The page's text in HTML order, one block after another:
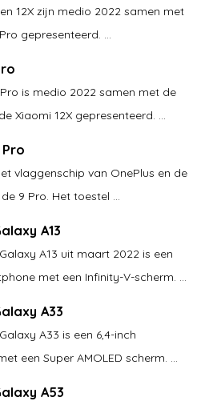
12X zijn medio 2022 samen met
gepresenteerd. ...
is medio 2022 samen met de
Xiaomi 12X gepresenteerd. ...
Pro
vlaggenschip van OnePlus en de
9 Pro. Het toestel ...
A13
A13 uit maart 2022 is een
met een Infinity-V-scherm. ...
A33
A33 is een 6,4-inch
een Super AMOLED scherm. ...
A53